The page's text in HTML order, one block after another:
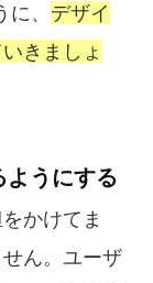
、 デザイ
きましょ
ようにする
かけてま
ん。ユーザ